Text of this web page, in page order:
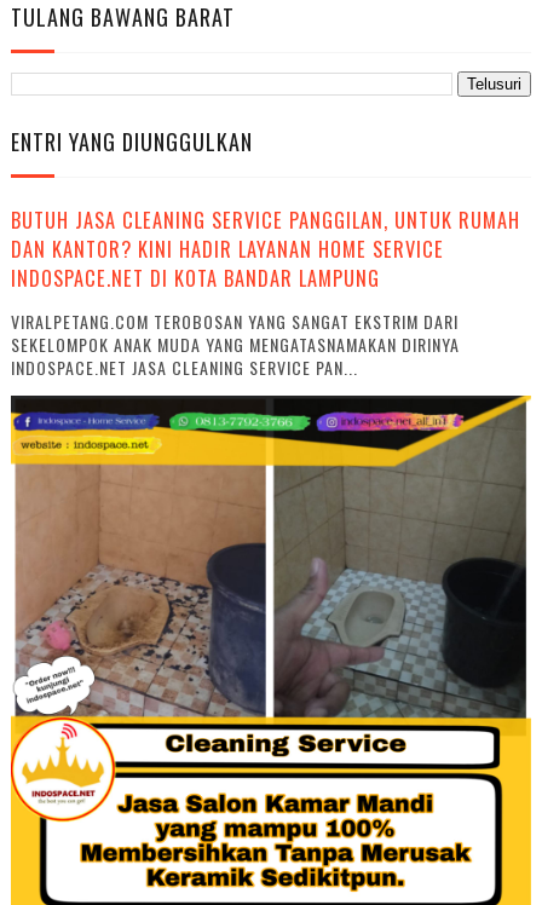
TULANG BAWANG BARAT
ENTRI YANG DIUNGGULKAN
BUTUH JASA CLEANING SERVICE PANGGILAN, UNTUK RUMAH
DAN KANTOR? KINI HADIR LAYANAN HOME SERVICE
INDOSPACE.NET DI KOTA BANDAR LAMPUNG
VIRALPETANG.COM TEROBOSAN YANG SANGAT EKSTRIM DARI
SEKELOMPOK ANAK MUDA YANG MENGATASNAMAKAN DIRINYA
INDOSPACE.NET JASA CLEANING SERVICE PAN...